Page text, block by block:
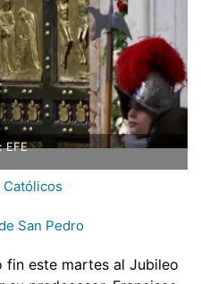
EFE
Católicos
San Pedro
fin este martes al Jubileo